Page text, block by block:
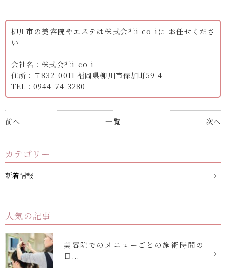
柳川市の美容院やエステは株式会社i-co-iに お任せくださ
い
会社名：株式会社i-co-i
住所：〒832-0011 福岡県柳川市保加町59-4
TEL：0944-74-3280
前へ 次へ
│ 一覧 │
カテゴリー
新着情報
人気の記事
美容院でのメニューごとの施術時間の
目...